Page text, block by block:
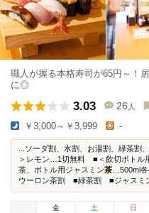
職人が握る本格寿司が65円～！
に◎
3.03 26 人
￥3,000～￥3,999 -
...ソーダ割、水割、お湯割、緑茶割
＞レモン…1切無料 ■＜飲切ボトル
茶、ボトル用ジャスミン茶 …500ml
ウーロン茶割 ■緑茶割 ■ジャスミ
金
土 日